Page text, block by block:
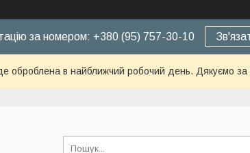
за номером: +380 (95) 757-30-10
оброблена в найближчий робочий день. Дякуємо за